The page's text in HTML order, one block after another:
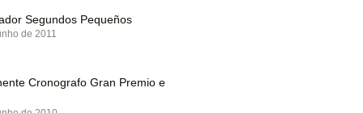
Segundos Pequeños
de 2011
Cronografo Gran Premio e